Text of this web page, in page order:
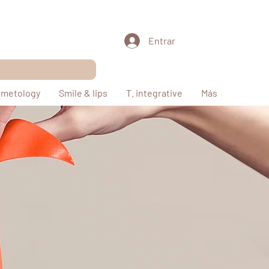
Entrar
Smile & lips T. integrative Más